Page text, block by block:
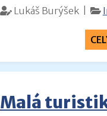
Lukáš Burýšek |
Malá